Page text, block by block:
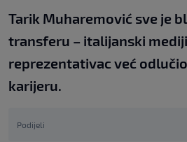
Tarik Muharemović sve je
transferu – italijanski
reprezentativac već
karijeru.
Podijeli